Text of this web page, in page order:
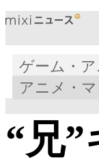
ゲーム・ア
アニメ・
“兄